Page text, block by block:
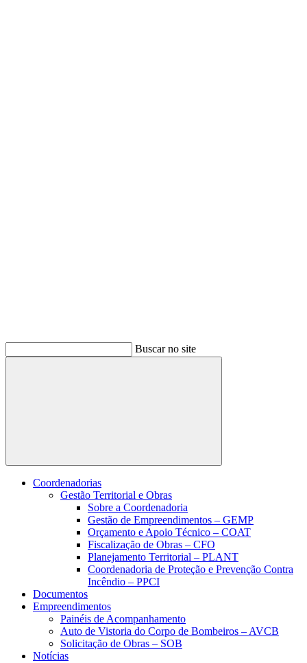
Buscar no site
Buscar
Coordenadorias
Gestão Territorial e Obras
Sobre a Coordenadoria
Gestão de Empreendimentos – GEMP
Orçamento e Apoio Técnico – COAT
Fiscalização de Obras – CFO
Planejamento Territorial – PLANT
Coordenadoria de Proteção e Prevenção Contra
Incêndio – PPCI
Documentos
Empreendimentos
Painéis de Acompanhamento
Auto de Vistoria do Corpo de Bombeiros – AVCB
Solicitação de Obras – SOB
Notícias